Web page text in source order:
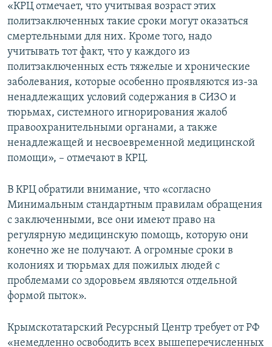
«КРЦ отмечает, что учитывая возраст этих
политзаключенных такие сроки могут оказаться
смертельными для них. Кроме того, надо
учитывать тот факт, что у каждого из
политзаключенных есть тяжелые и хронические
заболевания, которые особенно проявляются из-за
ненадлежащих условий содержания в СИЗО и
тюрьмах, системного игнорирования жалоб
правоохранительными органами, а также
ненадлежащей и несвоевременной медицинской
помощи», – отмечают в КРЦ.
В КРЦ обратили внимание, что «согласно
Минимальным стандартным правилам обращения
с заключенными, все они имеют право на
регулярную медицинскую помощь, которую они
конечно же не получают. А огромные сроки в
колониях и тюрьмах для пожилых людей с
проблемами со здоровьем являются отдельной
формой пыток».
Крымскотатарский Ресурсный Центр требует от РФ
«немедленно освободить всех вышеперечисленных